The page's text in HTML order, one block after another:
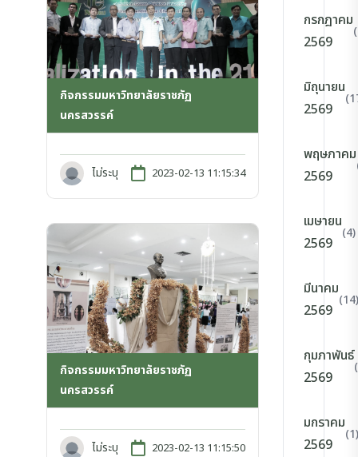
กิจกรรมมหาวิทยาลัยราชภัฏ
นครสวรรค์
ไม่ระบุ 2023-02-13 11:15:34
กิจกรรมมหาวิทยาลัยราชภัฏ
นครสวรรค์
ไม่ระบุ 2023-02-13 11:15:50
กรกฎาคม
2569
มิถุนายน
2569
พฤษภาคม
2569
เมษายน
2569
(4)
มีนาคม
2569
(14)
กุมภาพันธ์
2569
มกราคม
2569
(1)